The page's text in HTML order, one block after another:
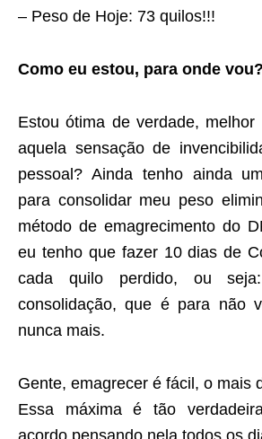
– Peso de Hoje: 73 quilos!!!
Como eu estou, para onde vou?
Estou ótima de verdade, melhor
aquela sensação de
pessoal? Ainda tenho ainda
para consolidar meu peso
método de emagrecimento do
eu tenho que fazer 10 dias de
cada quilo perdido, ou
consolidação, que é para não
nunca mais.
Gente, emagrecer é fácil, o mais
Essa máxima é tão
acordo pensando nela todos os